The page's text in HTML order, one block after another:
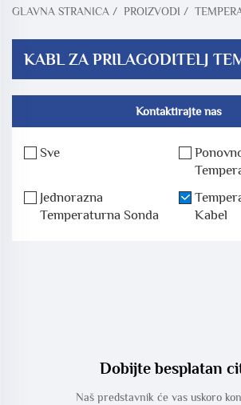
GLAVNA STRANICA / PROIZVODI /
KABL ZA PRILAGODITELJ
Kontaktirajte nas
Sve
Jednorazna
Temperaturna Sonda
Kabel
Dobijte besplatan
Naš predstavnik će vas uskoro